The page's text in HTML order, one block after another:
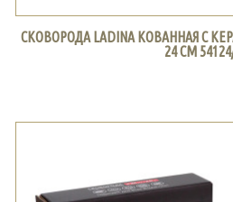
СКОВОРОДА LADINA КОВАННАЯ С
24 СМ